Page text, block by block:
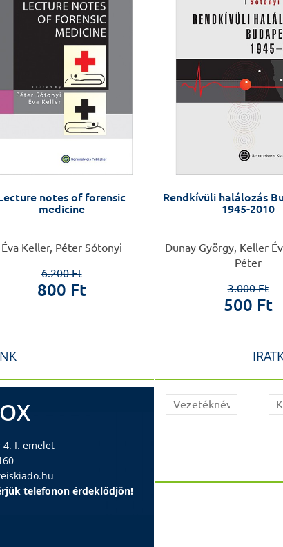
notes of forensic
medicine
Éva Keller, Péter Sótonyi
6.200 Ft
800 Ft
Rendkívüli halálozás
1945-2010
Dunay György, Keller
Péter
3.000 Ft
500 Ft
4. I. emelet
telefonon érdeklődjön!